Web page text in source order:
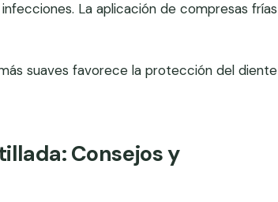
La aplicación de compresas frías
suaves favorece la protección del diente
Consejos y